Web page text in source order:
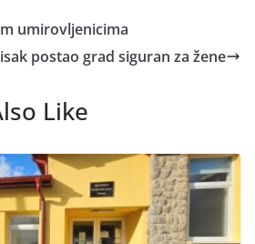
umirovljenicima
postao grad siguran za žene
Like